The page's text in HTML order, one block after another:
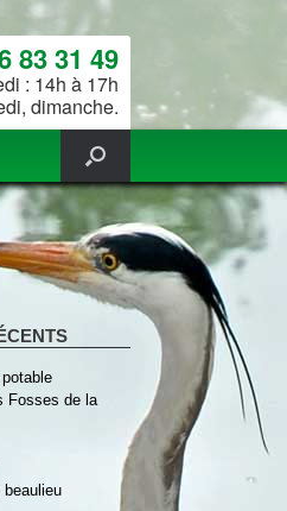
83 31 49
: 14h à 17h
dimanche.
Fosses de la